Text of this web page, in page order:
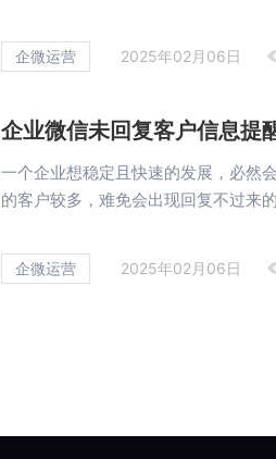
企微运营 2025年02月06日
企业微信未回复客户信息提
一个企业想稳定且快速的发展，必然
的客户较多，难免会出现回复不过来
企微运营 2025年02月06日